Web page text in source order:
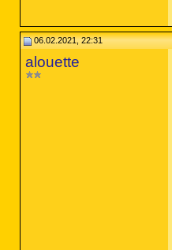
06.02.2021, 22:31
alouette